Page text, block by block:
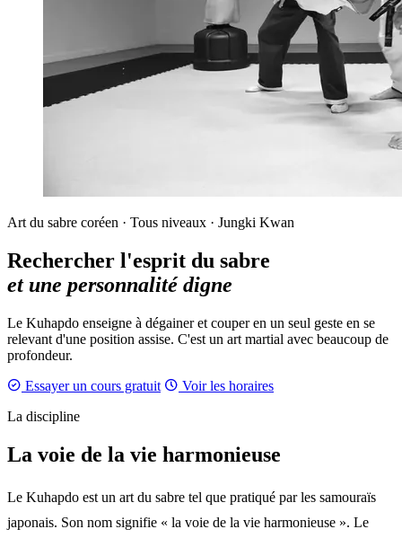
Art du sabre coréen · Tous niveaux · Jungki Kwan
Rechercher l'esprit du sabre
et une personnalité digne
Le Kuhapdo enseigne à dégainer et couper en un seul geste en se
relevant d'une position assise. C'est un art martial avec beaucoup de
profondeur.
Essayer un cours gratuit
Voir les horaires
La discipline
La voie de la vie harmonieuse
Le Kuhapdo est un art du sabre tel que pratiqué par les samouraïs
japonais. Son nom signifie « la voie de la vie harmonieuse ». Le